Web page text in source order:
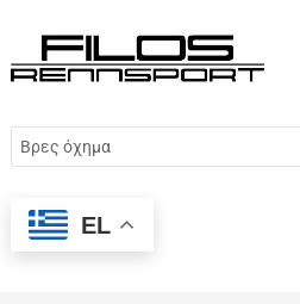
περιεχόμενο
Search
...
EL